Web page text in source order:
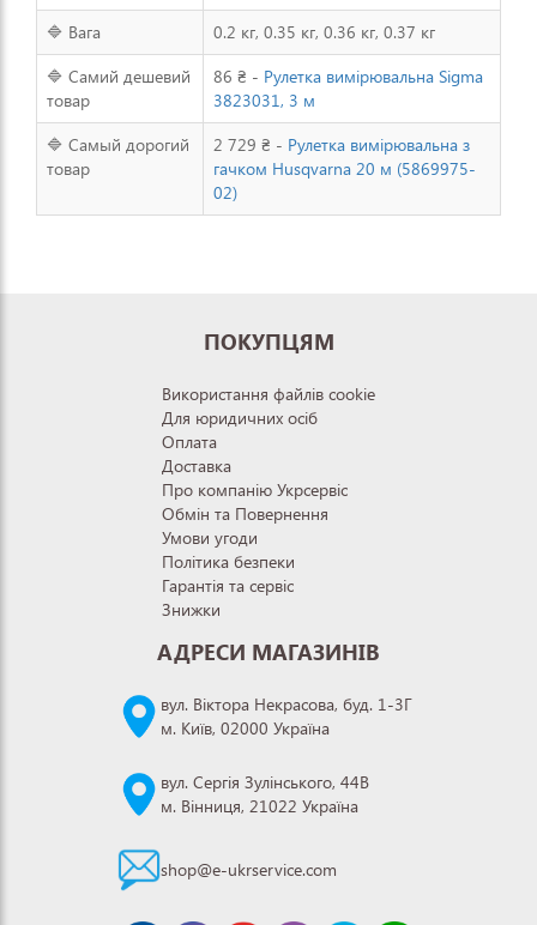
🔷 Вага
0.2 кг, 0.35 кг, 0.36 кг, 0.37 кг
🔷 Самий дешевий
товар
86 ₴ - Рулетка вимірювальна Sigma
3823031, 3 м
🔷 Самый дорогий
товар
2 729 ₴ - Рулетка вимірювальна з
гачком Husqvarna 20 м (5869975-
02)
ПОКУПЦЯМ
Використання файлів cookie
Для юридичних осіб
Оплата
Доставка
Про компанію Укрсервіс
Обмін та Повернення
Умови угоди
Політика безпеки
Гарантія та сервіс
Знижки
АДРЕСИ МАГАЗИНІВ
вул. Віктора Некрасова, буд. 1-3Г
м. Київ, 02000 Україна
вул. Сергія Зулінського, 44В
м. Вінниця, 21022 Україна
shop@e-ukrservice.com